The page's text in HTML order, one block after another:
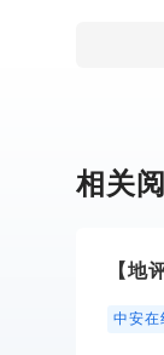
相关
【地
中安在